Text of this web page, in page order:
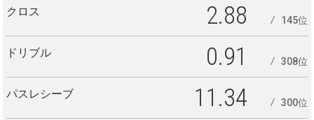
クロス 2.88 145位
ドリブル 0.91 308位
パスレシーブ 11.34 300位